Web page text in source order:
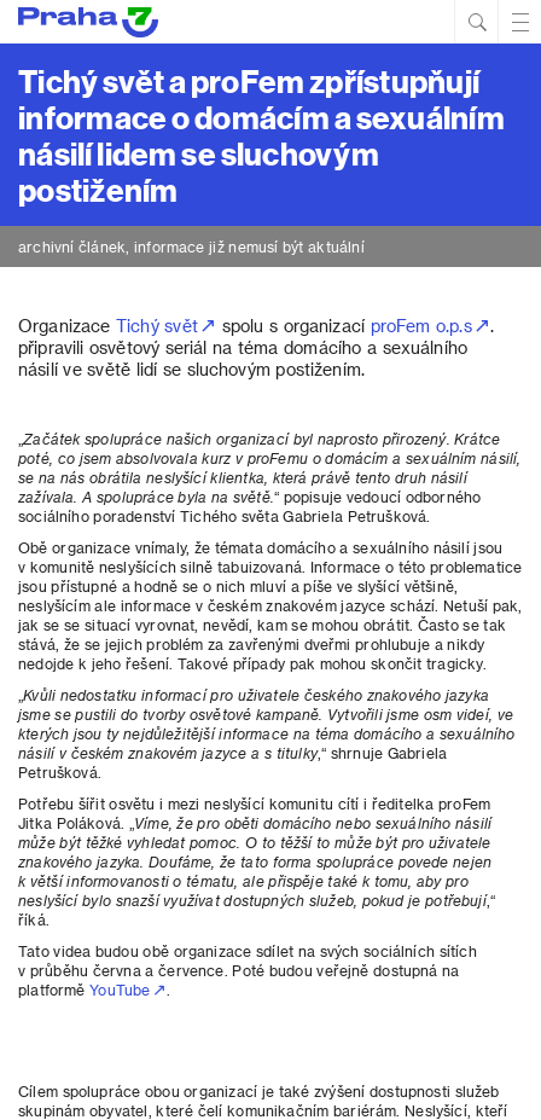
Tichý svět a proFem zpřístupňují
informace o domácím a sexuálním
násilí lidem se sluchovým
postižením
archivní článek, informace již nemusí být aktuální
Organizace Tichý svět spolu s organizací proFem o.p.s
.
připravili osvětový seriál na téma domácího a sexuálního
násilí ve světě lidí se sluchovým postižením.
„Začátek spolupráce našich organizací byl naprosto přirozený. Krátce
poté, co jsem absolvovala kurz v proFemu o domácím a sexuálním násilí,
se na nás obrátila neslyšící klientka, která právě tento druh násilí
zažívala. A spolupráce byla na světě. “ popisuje vedoucí odborného
sociálního poradenství Tichého světa Gabriela Petrušková.
Obě organizace vnímaly, že témata domácího a sexuálního násilí jsou
v komunitě neslyšících silně tabuizovaná. Informace o této problematice
jsou přístupné a hodně se o nich mluví a píše ve slyšící většině,
neslyšícím ale informace v českém znakovém jazyce schází. Netuší pak,
jak se se situací vyrovnat, nevědí, kam se mohou obrátit. Často se tak
stává, že se jejich problém za zavřenými dveřmi prohlubuje a nikdy
nedojde k jeho řešení. Takové případy pak mohou skončit tragicky.
„Kvůli nedostatku informací pro uživatele českého znakového jazyka
jsme se pustili do tvorby osvětové kampaně. Vytvořili jsme osm videí, ve
kterých jsou ty nejdůležitější informace na téma domácího a sexuálního
násilí v českém znakovém jazyce a s titulky,“ shrnuje Gabriela
Petrušková.
Potřebu šířit osvětu i mezi neslyšící komunitu cítí i ředitelka proFem
Jitka Poláková. „ Víme, že pro oběti domácího nebo sexuálního násilí
může být těžké vyhledat pomoc. O to těžší to může být pro uživatele
znakového jazyka. Doufáme, že tato forma spolupráce povede nejen
k větší informovanosti o tématu, ale přispěje také k tomu, aby pro
neslyšící bylo snazší využívat dostupných služeb, pokud je potřebují,“
říká.
Tato videa budou obě organizace sdílet na svých sociálních sítích
v průběhu června a července. Poté budou veřejně dostupná na
platforměYouTube
Cílem spolupráce obou organizací je také zvýšení dostupnosti služeb
skupinám obyvatel, které čelí komunikačním bariérám. Neslyšící, kteří